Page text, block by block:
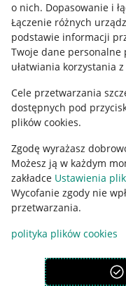
o nich. Dopasowanie i
Łączenie różnych
podstawie informacji
Twoje dane personalne
ułatwiania korzystania
Cele przetwarzania
dostępnych pod
plików cookies.
Zgodę wyrażasz
Możesz ją w każdym
zakładce Ustawienia
Wycofanie zgody nie
przetwarzania.
polityka plików cookies
Regulamin
Polityka plików
Ustawienia plików
Udostępnianie
Informacje dla Aktu o
Pobierz aplikację